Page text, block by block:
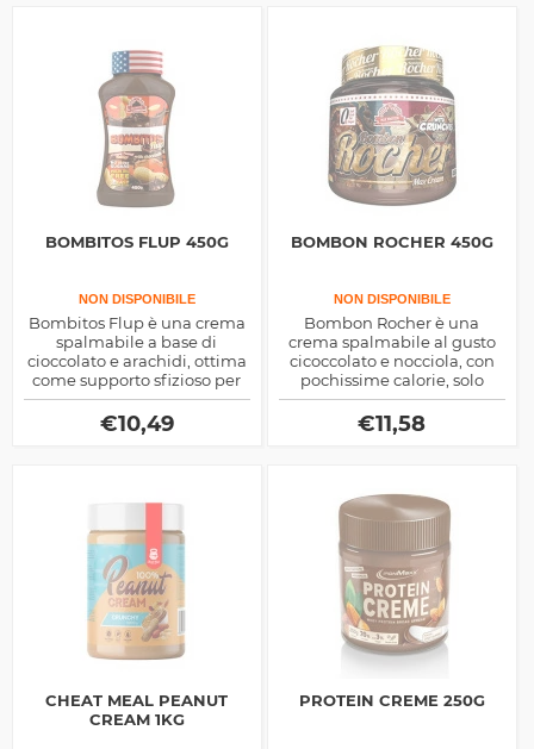
BOMBITOS FLUP 450G
NON DISPONIBILE
Bombitos Flup è una crema
spalmabile a base di
cioccolato e arachidi, ottima
come supporto sfizioso per
spuntini dietetici, gustosi e
nutrienti
€10,49
BOMBON ROCHER 450G
NON DISPONIBILE
Bombon Rocher è una
crema spalmabile al gusto
cicoccolato e nocciola, con
pochissime calorie, solo
21Kcal per 100g di prodotto,
ottima durante la dieta per
dimagrire ma anche di
€11,58
CHEAT MEAL PEANUT
CREAM 1KG
PROTEIN CREME 250G